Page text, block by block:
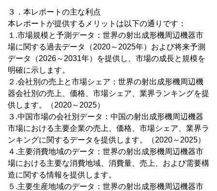
３．本レポートの主な利点
本レポートが提供するメリットは以下の通りです：
１.市場規模と予測データ：世界の射出成形機周辺機器市
場に関する過去データ（2020～2025年）および将来予測
データ（2026～2031年）を提供し、市場の成長と規模を
明確に示します。
２.会社別の売上と市場シェア：世界の射出成形機周辺機
器会社別の売上、価格、市場シェア、業界ランキングを提
供します。（2020～2025）
３.中国市場の会社別データ：中国の射出成形機周辺機器
市場における主要企業の売上、価格、市場シェア、業界ラ
ンキングに関するデータを提供します。（2020～2025）
４.主要消費地域のデータ：世界の射出成形機周辺機器市
場における主要な消費地域、消費量、売上、および需要構
造に関する情報を提供します。
５.主要生産地域のデータ：世界の射出成形機周辺機器市